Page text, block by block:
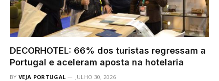
DECORHOTEL: 66% dos turistas regressam a
Portugal e aceleram aposta na hotelaria
BY VEJA PORTUGAL JULHO 30, 2026